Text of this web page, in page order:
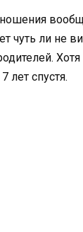
чуть ли не
лет спустя.